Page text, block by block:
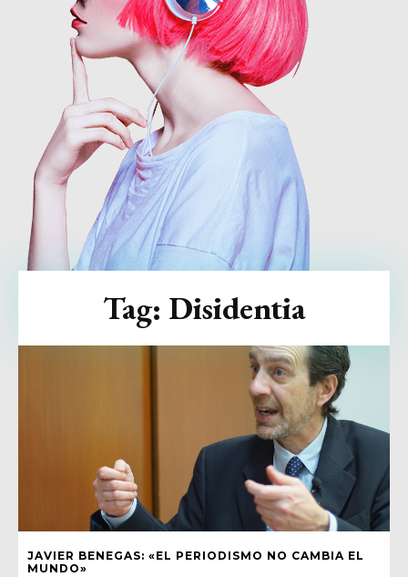
JAVIER BENEGAS: «EL PERIODISMO NO CAMBIA EL
MUNDO»
Tag: Disidentia